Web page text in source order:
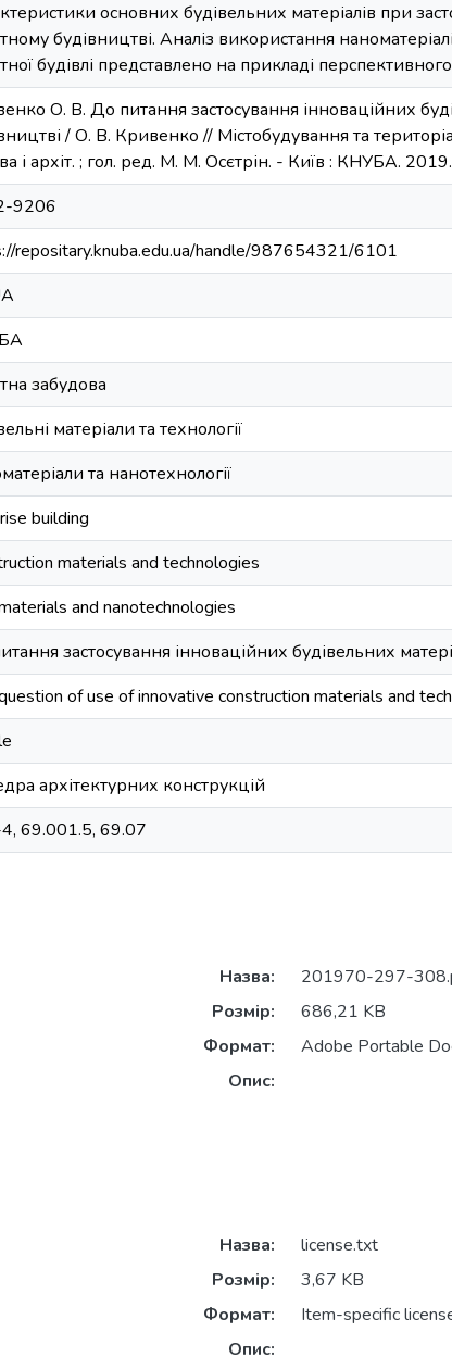
основних будівельних матеріалів при
будівництві. Аналіз використання
будівлі представлено на прикладі
О. В. До питання застосування інноваційних
/ О. В. Кривенко // Містобудування та
і архіт. ; гол. ред. М. М. Осєтрін. - Київ : КНУБА.
9206
repositary.knuba.edu.ua/handle/987654321/6101
забудова
матеріали та технології
та нанотехнології
building
materials and technologies
and nanotechnologies
застосування інноваційних будівельних
of use of innovative construction materials and
архітектурних конструкцій
69.001.5, 69.07
Назва:
201970-297-
Розмір:
686,21 KB
Формат:
Adobe Portable
Опис:
Назва:
license.txt
Розмір:
3,67 KB
Формат:
Item-specific
Опис: